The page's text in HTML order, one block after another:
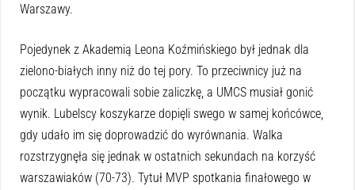
Warszawy.
Pojedynek z Akademią Leona Koźmińskiego był jednak dla
zielono-białych inny niż do tej pory. To przeciwnicy już na
początku wypracowali sobie zaliczkę, a UMCS musiał gonić
wynik. Lubelscy koszykarze dopięli swego w samej końcówce,
gdy udało im się doprowadzić do wyrównania. Walka
rozstrzygnęła się jednak w ostatnich sekundach na korzyść
warszawiaków (70-73). Tytuł MVP spotkania finałowego w